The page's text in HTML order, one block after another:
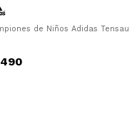
French Terry Hoodie New
de Niños Adidas